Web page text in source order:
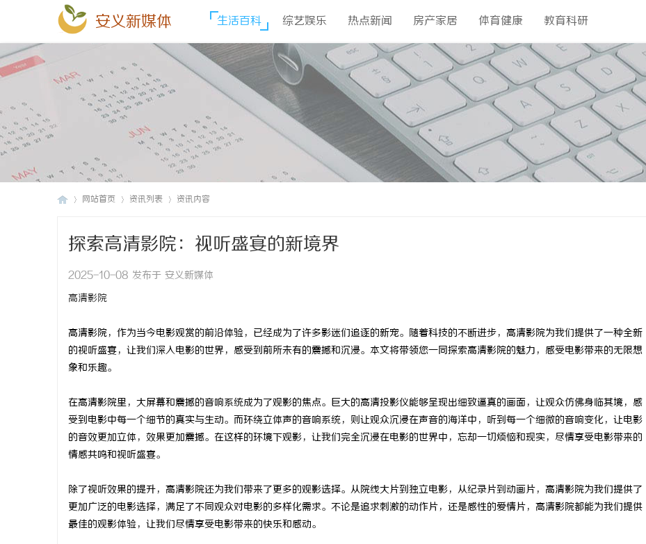
安义新媒体 生活百科 综艺娱乐 热点新闻 房产家居 体育健康 教育科研
网站首页 资讯列表 资讯内容
探索高清影院：视听盛宴的新境界
2025-10-08 发布于 安义新媒体
高清影院
高清影院，作为当今电影观赏的前沿体验，已经成为了许多影迷们追逐的新宠。随着科技的不断进步，高清影院为我们提供了一种全新
的视听盛宴，让我们深入电影的世界，感受到前所未有的震撼和沉浸。本文将带领您一同探索高清影院的魅力，感受电影带来的无限想
象和乐趣。
在高清影院里，大屏幕和震撼的音响系统成为了观影的焦点。巨大的高清投影仪能够呈现出细致逼真的画面，让观众仿佛身临其境，感
受到电影中每一个细节的真实与生动。而环绕立体声的音响系统，则让观众沉浸在声音的海洋中，听到每一个细微的音响变化，让电影
的音效更加立体，效果更加震撼。在这样的环境下观影，让我们完全沉浸在电影的世界中，忘却一切烦恼和现实，尽情享受电影带来的
情感共鸣和视听盛宴。
除了视听效果的提升，高清影院还为我们带来了更多的观影选择。从院线大片到独立电影，从纪录片到动画片，高清影院为我们提供了
更加广泛的电影选择，满足了不同观众对电影的多样化需求。不论是追求刺激的动作片，还是感性的爱情片，高清影院都能为我们提供
最佳的观影体验，让我们尽情享受电影带来的快乐和感动。